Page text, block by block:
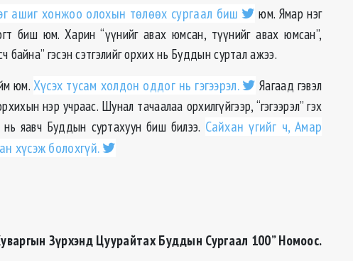
ашиг хонжоо олохын төлөөх сургаал биш
юм. Ямар нэг
биш юм. Харин “үүнийг авах юмсан, түүнийг авах юмсан”,
байна” гэсэн сэтгэлийг орхих нь Буддын суртал ажээ.
юм. Хүсэх тусам холдон оддог нь гэгээрэл.
Яагаад гэвэл
нэр учраас. Шунал тачаалаа орхилгүйгээр, “гэгээрэл” гэх
яавч Буддын суртахуун биш билээ. Сайхан үгийг ч, Амар
хүсэж болохгүй.
Зүрхэнд Цуурайтах Буддын Сургаал 100” Номоос.